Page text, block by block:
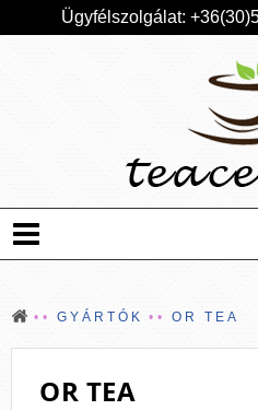
Ügyfélszolgálat:
GYÁRTÓK OR TEA
OR TEA